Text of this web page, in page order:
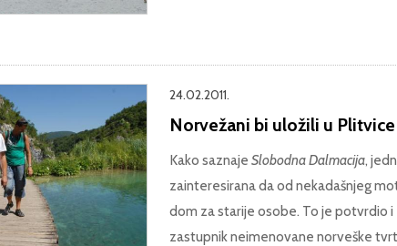
24.02.2011.
Norvežani bi uložili u
Kako saznaje Slobodna Dalmacija,
zainteresirana da od nekadašnjeg
dom za starije osobe. To je potvrdio i
zastupnik neimenovane norveške